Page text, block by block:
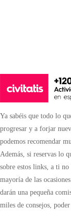
Ya sabéis que todo lo
progresar y a forjar
podemos recomendar
Además, si reservas lo
sobre estos links, a ti
mayoría de las
darán una pequeña
miles de consejos,